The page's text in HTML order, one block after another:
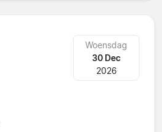
Woensdag
30 Dec
2026